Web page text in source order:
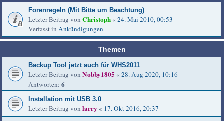
Forenregeln (Mit Bitte um Beachtung)
Letzter Beitrag von Christoph « 24. Mai 2010, 00:53
Verfasst in Ankündigungen
Themen
Backup Tool jetzt auch für WHS2011
Letzter Beitrag von Nobby1805 « 28. Aug 2020, 10:16
Antworten: 6
Installation mit USB 3.0
Letzter Beitrag von larry « 17. Okt 2016, 20:37